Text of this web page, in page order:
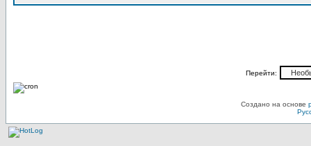
Перейти:
Создано на основе